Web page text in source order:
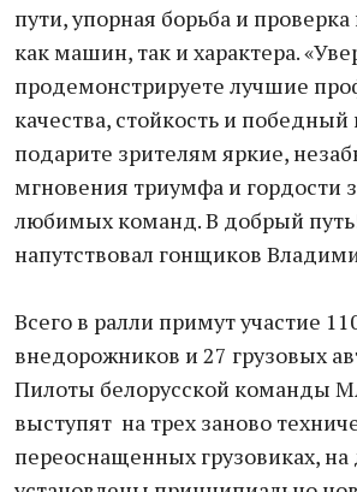
пути, упорная борьба и
как машин, так и характера.
продемонстрируете лучшие
качества, стойкость и победный
подарите зрителям яркие,
мгновения триумфа и гордости
любимых команд. В добрый
напутствовал гонщиков
Всего в ралли примут участие
внедорожников и 27 грузовых
Пилоты белорусской команды
выступят на трех заново
переоснащенных грузовиках, на